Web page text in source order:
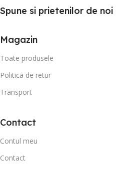
Spune si prietenilor de noi
Magazin
Toate produsele
Politica de retur
Transport
Contact
Contul meu
Contact